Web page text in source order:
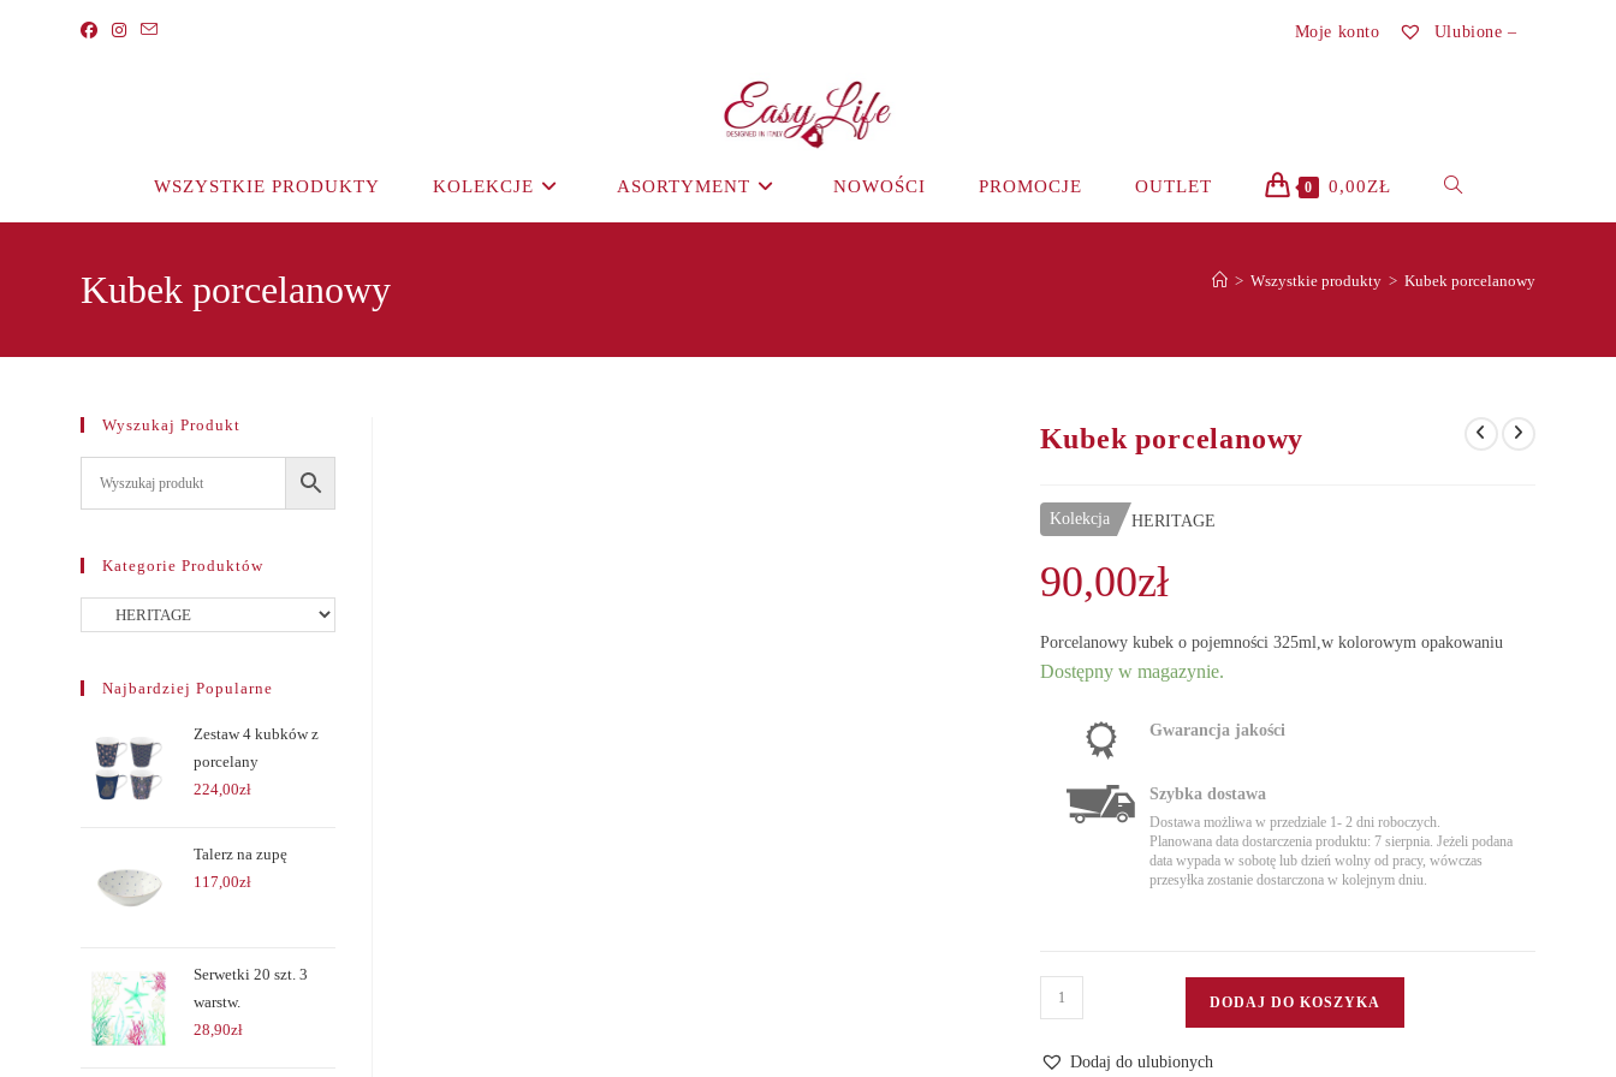
Moje konto Ulubione –
WSZYSTKIE PRODUKTY KOLEKCJE ASORTYMENT NOWOŚCI PROMOCJE OUTLET 0 0,00ZŁ TOGGLE
Kubek porcelanowy > Wszystkie produkty > Kubek porcelanowy
Kubek porcelanowy
Kolekcja HERITAGE
90,00zł
Porcelanowy kubek o pojemności 325ml,w kolorowym opakowaniu
Dostępny w magazynie.
Gwarancja jakości
Szybka dostawa
Dostawa możliwa w przedziale 1- 2 dni roboczych.
Planowana data dostarczenia produktu: 7 sierpnia. Jeżeli podana
data wypada w sobotę lub dzień wolny od pracy, wówczas
przesyłka zostanie dostarczona w kolejnym dniu.
ilość
Kubek
porcelanowy
DODAJ DO KOSZYKA
Dodaj do ulubionych
Wyszukaj Produkt
Kategorie Produktów
Najbardziej Popularne
Zestaw 4 kubków z
porcelany
224,00zł
Talerz na zupę
117,00zł
Serwetki 20 szt. 3
warstw.
28,90zł